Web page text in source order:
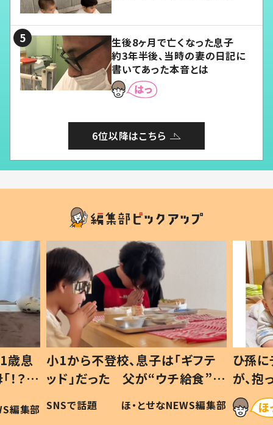
生後8ヶ月で亡くなった息子
約3年半後、当時の妻の日記に
書いてあった本音とは
6位以降はこちら
フテ
食”を
編集部
ひ孫にデレデレな80歳じいじ
が、抱っこすると…ひ孫の反応に
「涙が出ました」「可愛くて仕方な
い」
ほ・とせなNEWS編集部